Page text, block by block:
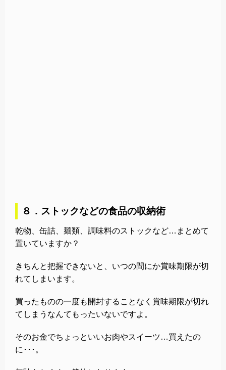
８．ストックなどの食品の収納術
乾物、缶詰、麺類、調味料のストックなど…まとめて
置いていますか？
きちんと把握できないと、いつの間にか賞味期限が切
れてしまいます。
買ったものの一度も開封することなく賞味期限が切れ
てしまうなんてもったいないですよ。
そのお金でちょっといいお肉やスイーツ…買えたの
に･･･。